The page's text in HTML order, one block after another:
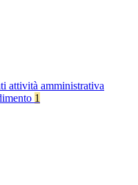
attività amministrativa
1